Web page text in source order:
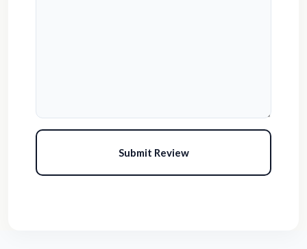
Submit Review